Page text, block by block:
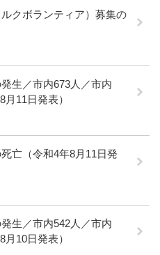
クボランティア）募集の
生／市内673人／市内
11日発表）
亡（令和4年8月11日発
生／市内542人／市内
10日発表）